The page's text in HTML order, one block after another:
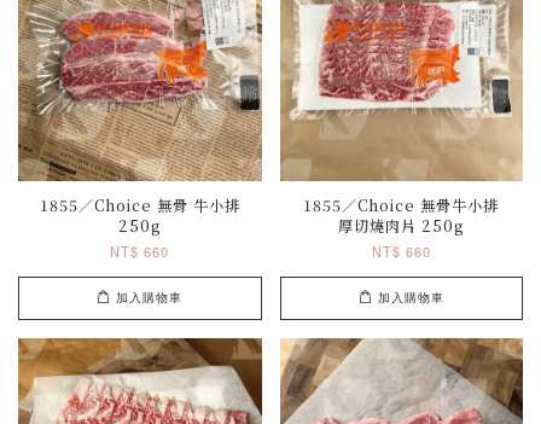
1855／Choice 無骨 牛小排
250g
NT$ 660
加入購物車
1855／Choice 無骨牛小排
厚切燒肉片 250g
NT$ 660
加入購物車